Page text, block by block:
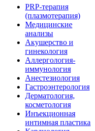
PRP-терапия
(плазмотерапия)
Медицинские
анализы
Акушерство и
гинекология
Аллергология-
иммунология
Анестезиология
Гастроэнтерология
Дерматология,
косметология
Инъекционная
интимная пластика